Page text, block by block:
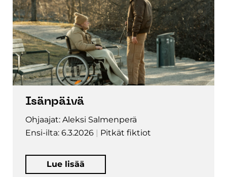
Isänpäivä
Ohjaajat: Aleksi Salmenperä
Ensi-ilta: 6.3.2026
Pitkät fiktiot
Lue lisää